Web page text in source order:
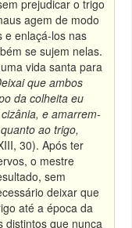
prejudicar o trigo
agem de modo
e enlaçá-los nas
se sujem nelas.
vida santa para
que ambos
da colheita eu
e amarrem-
ao trigo,
30). Após ter
o mestre
sem
deixar que
até a época da
distintos que nunca